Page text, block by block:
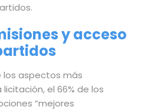
y acceso
los aspectos más
el 66% de los
“mejores